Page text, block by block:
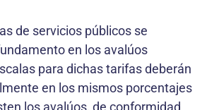
de servicios públicos se
en los avalúos
para dichas tarifas deberán
en los mismos porcentajes
los avalúos, de conformidad